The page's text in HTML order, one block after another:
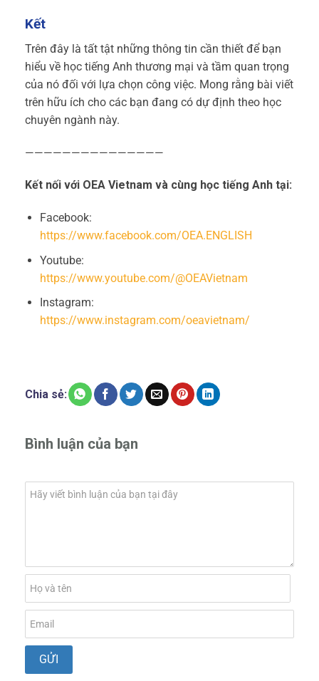
Kết
Trên đây là tất tật những thông tin cần thiết để bạn
hiểu về học tiếng Anh thương mại và tầm quan trọng
của nó đối với lựa chọn công việc. Mong rằng bài viết
trên hữu ích cho các bạn đang có dự định theo học
chuyên ngành này.
———————————————
Kết nối với OEA Vietnam và cùng học tiếng Anh tại:
Facebook:
https://www.facebook.com/OEA.ENGLISH
Youtube:
https://www.youtube.com/@OEAVietnam
Instagram:
https://www.instagram.com/oeavietnam/
Chia sẻ:
Bình luận của bạn